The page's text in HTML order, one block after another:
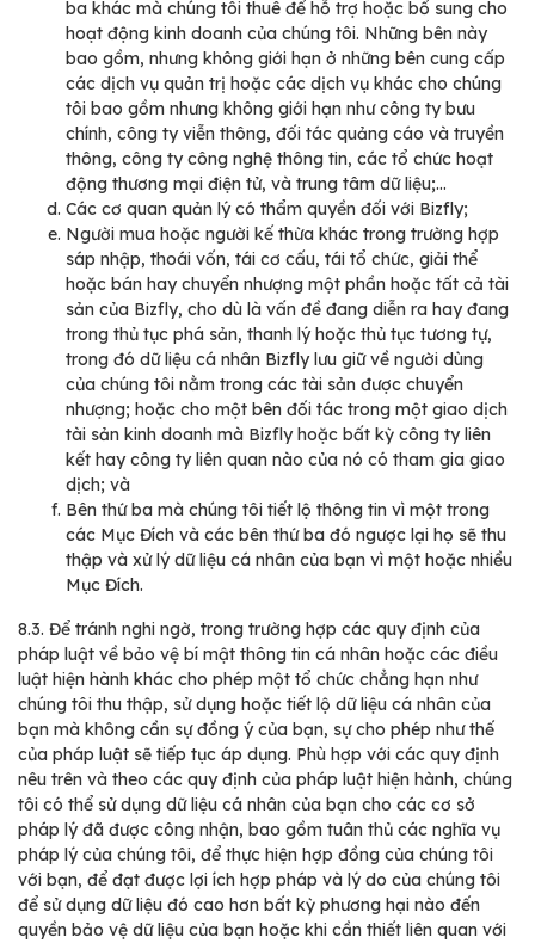
ba khác mà chúng tôi thuê để hỗ trợ hoặc bổ sung cho
hoạt động kinh doanh của chúng tôi. Những bên này
bao gồm, nhưng không giới hạn ở những bên cung cấp
các dịch vụ quản trị hoặc các dịch vụ khác cho chúng
tôi bao gồm nhưng không giới hạn như công ty bưu
chính, công ty viễn thông, đối tác quảng cáo và truyền
thông, công ty công nghệ thông tin, các tổ chức hoạt
động thương mại điện tử, và trung tâm dữ liệu;…
Các cơ quan quản lý có thẩm quyền đối với Bizfly;
Người mua hoặc người kế thừa khác trong trường hợp
sáp nhập, thoái vốn, tái cơ cấu, tái tổ chức, giải thể
hoặc bán hay chuyển nhượng một phần hoặc tất cả tài
sản của Bizfly, cho dù là vấn đề đang diễn ra hay đang
trong thủ tục phá sản, thanh lý hoặc thủ tục tương tự,
trong đó dữ liệu cá nhân Bizfly lưu giữ về người dùng
của chúng tôi nằm trong các tài sản được chuyển
nhượng; hoặc cho một bên đối tác trong một giao dịch
tài sản kinh doanh mà Bizfly hoặc bất kỳ công ty liên
kết hay công ty liên quan nào của nó có tham gia giao
dịch; và
Bên thứ ba mà chúng tôi tiết lộ thông tin vì một trong
các Mục Đích và các bên thứ ba đó ngược lại họ sẽ thu
thập và xử lý dữ liệu cá nhân của bạn vì một hoặc nhiều
Mục Đích.
8.3. Để tránh nghi ngờ, trong trường hợp các quy định của
pháp luật về bảo vệ bí mật thông tin cá nhân hoặc các điều
luật hiện hành khác cho phép một tổ chức chẳng hạn như
chúng tôi thu thập, sử dụng hoặc tiết lộ dữ liệu cá nhân của
bạn mà không cần sự đồng ý của bạn, sự cho phép như thế
của pháp luật sẽ tiếp tục áp dụng. Phù hợp với các quy định
nêu trên và theo các quy định của pháp luật hiện hành, chúng
tôi có thể sử dụng dữ liệu cá nhân của bạn cho các cơ sở
pháp lý đã được công nhận, bao gồm tuân thủ các nghĩa vụ
pháp lý của chúng tôi, để thực hiện hợp đồng của chúng tôi
với bạn, để đạt được lợi ích hợp pháp và lý do của chúng tôi
để sử dụng dữ liệu đó cao hơn bất kỳ phương hại nào đến
quyền bảo vệ dữ liệu của bạn hoặc khi cần thiết liên quan với